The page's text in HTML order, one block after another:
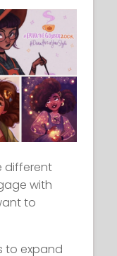
different
with
to
to expand